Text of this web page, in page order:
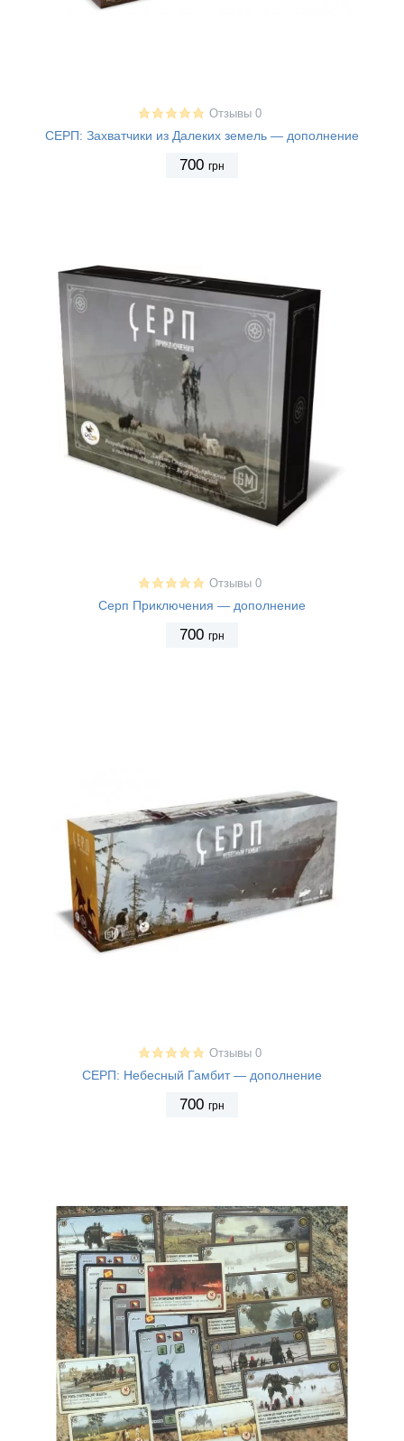
Отзывы 0
СЕРП: Захватчики из Далеких земель — дополнение
700 грн
Отзывы 0
Серп Приключения — дополнение
700 грн
Отзывы 0
СЕРП: Небесный Гамбит — дополнение
700 грн